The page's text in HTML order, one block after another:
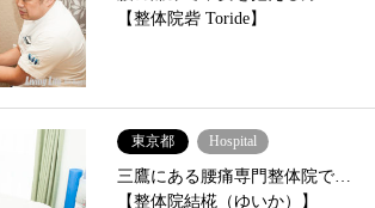
【整体院砦 Toride】
東京都 Hospital
三鷹にある腰痛専門整体院で…
【整体院結椛（ゆいか）】